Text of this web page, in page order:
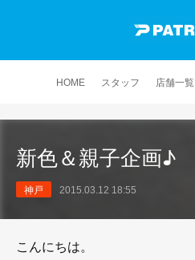
HOME スタッフ 店舗一覧
新色＆親子企画♪
神戸 2015.03.12 18:55
こんにちは。